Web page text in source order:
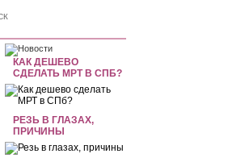
КАК ДЕШЕВО
СДЕЛАТЬ МРТ В СПБ?
РЕЗЬ В ГЛАЗАХ,
ПРИЧИНЫ